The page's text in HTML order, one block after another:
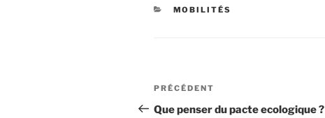
CATÉGORIES
MOBILITÉS
Navigation
de
Article
précédent
PRÉCÉDENT
Que penser du pacte ecologique ?